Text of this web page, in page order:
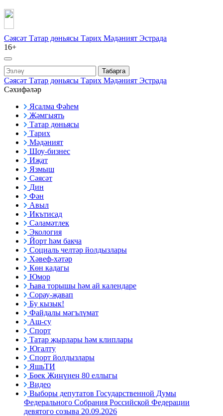
Сәясәт Татар дөньясы Тарих Мәдәният Эстрада
16+
Табарга
Сәясәт Татар дөньясы Тарих Мәдәният Эстрада
Сәхифәләр
Ясалма Фәһем
Җәмгыять
Татар дөньясы
Тарих
Мәдәният
Шоу-бизнес
Иҗат
Язмыш
Сәясәт
Дин
Фән
Авыл
Икътисад
Сәламәтлек
Экология
Йорт һәм бакча
Социаль челтәр йолдызлары
Хәвеф-хәтәр
Көн кадагы
Юмор
Һава торышы һәм ай календаре
Сорау-җавап
Бу кызык!
Файдалы мәгълүмат
Аш-су
Спорт
Татар җырлары һәм клиплары
Югалту
Спорт йолдызлары
ЯшьТИ
Бөек Җиңүнең 80 еллыгы
Видео
Выборы депутатов Государственной Думы
Федерального Собрания Российской Федерации
девятого созыва 20.09.2026